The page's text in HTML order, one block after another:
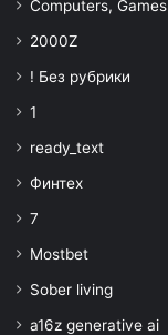
Computers, Games
2000Z
! Без рубрики
1
ready_text
Финтех
7
Mostbet
Sober living
a16z generative ai